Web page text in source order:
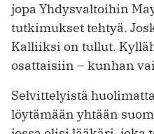
jopa Yhdysvaltoihin
tutkimukset tehtyä.
Kalliiksi on tullut.
osattaisiin – kunhan
Selvittelyistä
löytämään yhtään